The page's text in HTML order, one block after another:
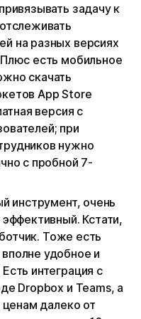
задачу к
на разных версиях
есть мобильное
скачать
App Store
версия с
при
нужно
с пробной 7-
инструмент, очень
Кстати,
Тоже есть
удобное и
интеграция с
Dropbox и Teams, а
далеко от